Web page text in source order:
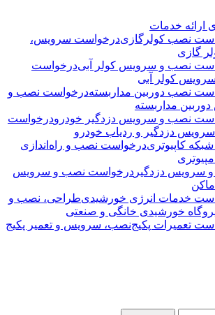
ارائه خدمات
درخواست سرویس،
گازی
درخواست
کولر آبی
درخواست نصب و
مداربسته
درخواست
سرویس دزدگیر و ردیاب خودرو
درخواست نصب و راه‌اندازی
درخواست نصب و سرویس
طراحی، نصب و
خورشیدی خانگی و صنعتی
نصب، سرویس و تعمیر پکیج